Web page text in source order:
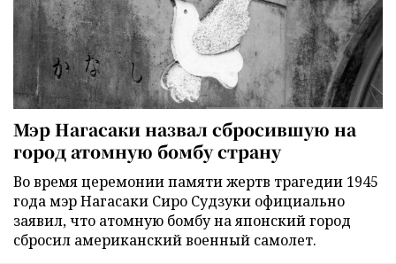
Мэр Нагасаки назвал сбросившую на
город атомную бомбу страну
Во время церемонии памяти жертв трагедии 1945
года мэр Нагасаки Сиро Судзуки официально
заявил, что атомную бомбу на японский город
сбросил американский военный самолет.